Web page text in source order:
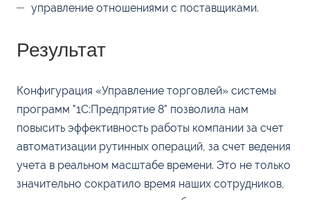
управление отношениями с поставщиками.
Результат
Конфигурация «Управление торговлей» системы
программ "1С:Предпрятие 8" позволила нам
повысить эффективность работы компании за счет
автоматизации рутинных операций, за счет ведения
учета в реальном масштабе времени. Это не только
значительно сократило время наших сотрудников,